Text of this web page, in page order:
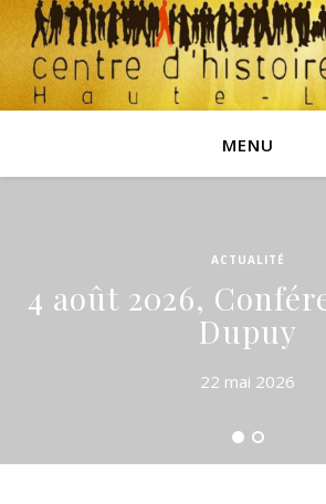
MENU
ACTUALITÉ
4 août 2026,
Dupuy
22 mai 2026